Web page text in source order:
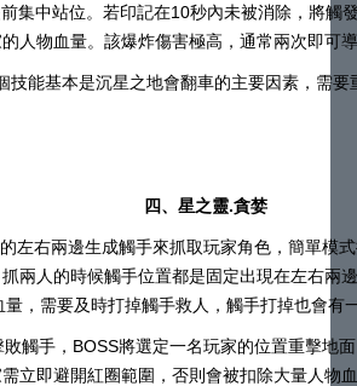
集中站位。若印記在10秒內未被消除，將觸
人物血量。該爆炸傷害極高，通常兩次即可
技能基本是沉星之地會翻車的主要因素，需要
四、星之靈.貪婪
左右兩邊生成觸手來抓取玩家角色，簡單模
兩人的時候觸手位置都是固定出現在左右兩
量，需要及時打掉觸手救人，觸手打掉也會有
觸手，BOSS將選定一名玩家的位置重擊地
立即避開紅圈範圍，否則會被扣除大量人物